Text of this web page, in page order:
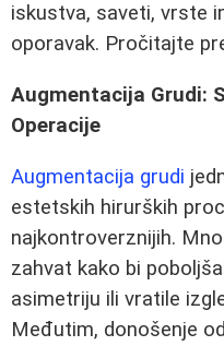
iskustva, saveti, vrste
oporavak. Pročitajte
Augmentacija Grudi:
Operacije
Augmentacija grudi
estetskih hirurških
najkontroverznijih.
zahvat kako bi
asimetriju ili vratile
Međutim, donošenje